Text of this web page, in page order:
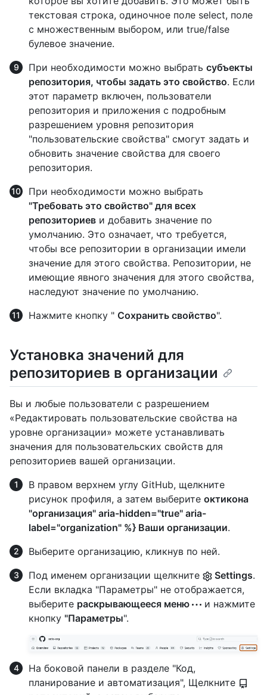
текстовая строка, одиночное поле select, поле
с множественным выбором, или true/false
булевое значение.
При необходимости можно выбрать субъекты
репозитория, чтобы задать это свойство. Если
этот параметр включен, пользователи
репозитория и приложения с подробным
разрешением уровня репозитория
"пользовательские свойства" смогут задать и
обновить значение свойства для своего
репозитория.
При необходимости можно выбрать
"Требовать это свойство" для всех
репозиториев и добавить значение по
умолчанию. Это означает, что требуется,
чтобы все репозитории в организации имели
значение для этого свойства. Репозитории, не
имеющие явного значения для этого свойства,
наследуют значение по умолчанию.
Нажмите кнопку " Сохранить свойство".
Установка значений для
репозиториев в организации
Вы и любые пользователи с разрешением
«Редактировать пользовательские свойства на
уровне организации» можете устанавливать
значения для пользовательских свойств для
репозиториев вашей организации.
В правом верхнем углу GitHub, щелкните
рисунок профиля, а затем выберите октикона
"организация" aria-hidden="true" aria-
label="organization" %} Ваши организации.
Выберите организацию, кликнув по ней.
Под именем организации щелкните
Settings.
Если вкладка "Параметры" не отображается,
выберите раскрывающееся меню
и нажмите
кнопку "Параметры".
На боковой панели в разделе "Код,
планирование и автоматизация", Щелкните